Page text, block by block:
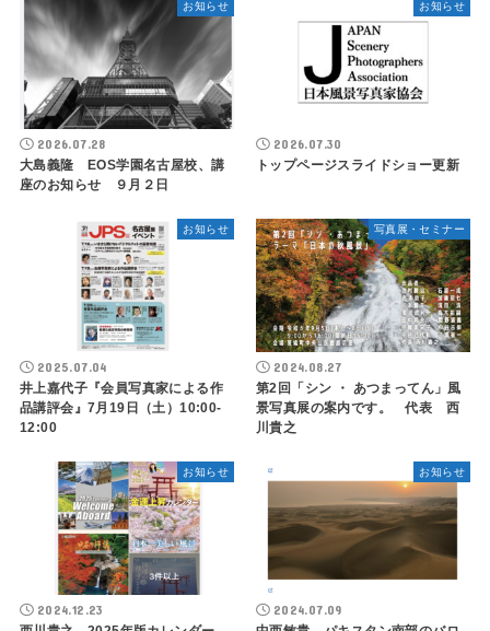
お知らせ
2026.07.28
大島義隆 EOS学園名古屋校、講
座のお知らせ ９月２日
お知らせ
2026.07.30
トップページスライドショー更新
お知らせ
2025.07.04
井上嘉代子『会員写真家による作
品講評会』7月19日（土）10:00-
12:00
写真展・セミナー
2024.08.27
第2回「シン ・ あつまってん」風
景写真展の案内です。 代表 西
川貴之
お知らせ
2024.12.23
お知らせ
2024.07.09